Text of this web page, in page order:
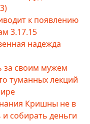
к появлению
3.17.15
надежда
за своим мужем
туманных лекций
Кришны не в
собирать деньги